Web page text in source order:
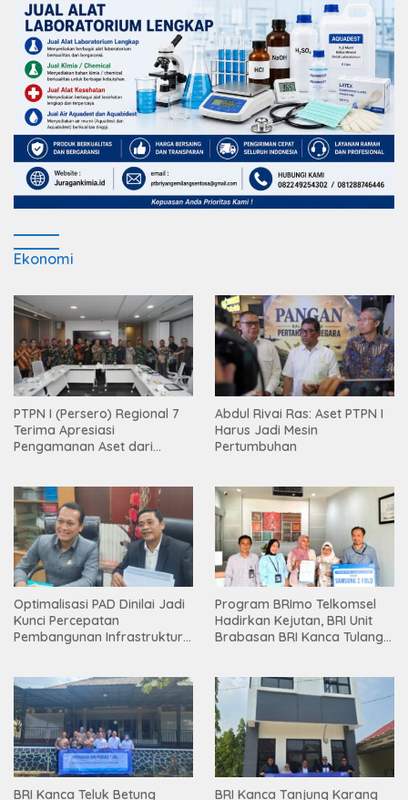
Ekonomi
PTPN I (Persero) Regional 7
Terima Apresiasi
Pengamanan Aset dari
Abdul Rivai Ras: Aset PTPN I
Harus Jadi Mesin
Pertumbuhan
Optimalisasi PAD Dinilai Jadi
Kunci Percepatan
Pembangunan Infrastruktur
Program BRImo Telkomsel
Hadirkan Kejutan, BRI Unit
Brabasan BRI Kanca Tulang
Mesuji
BRI Kanca Teluk Betung BRI Kanca Tanjung Karang